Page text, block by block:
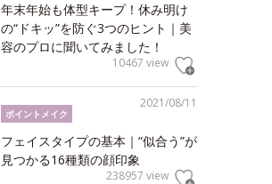
年末年始も体型キープ！休み明け
の“ドキッ”を防ぐ3つのヒント｜美
容のプロに聞いてみました！
10467 view
2021/08/11
ポイントメイク
フェイスタイプの基本｜“似合う”が
見つかる16種類の顔印象
238957 view